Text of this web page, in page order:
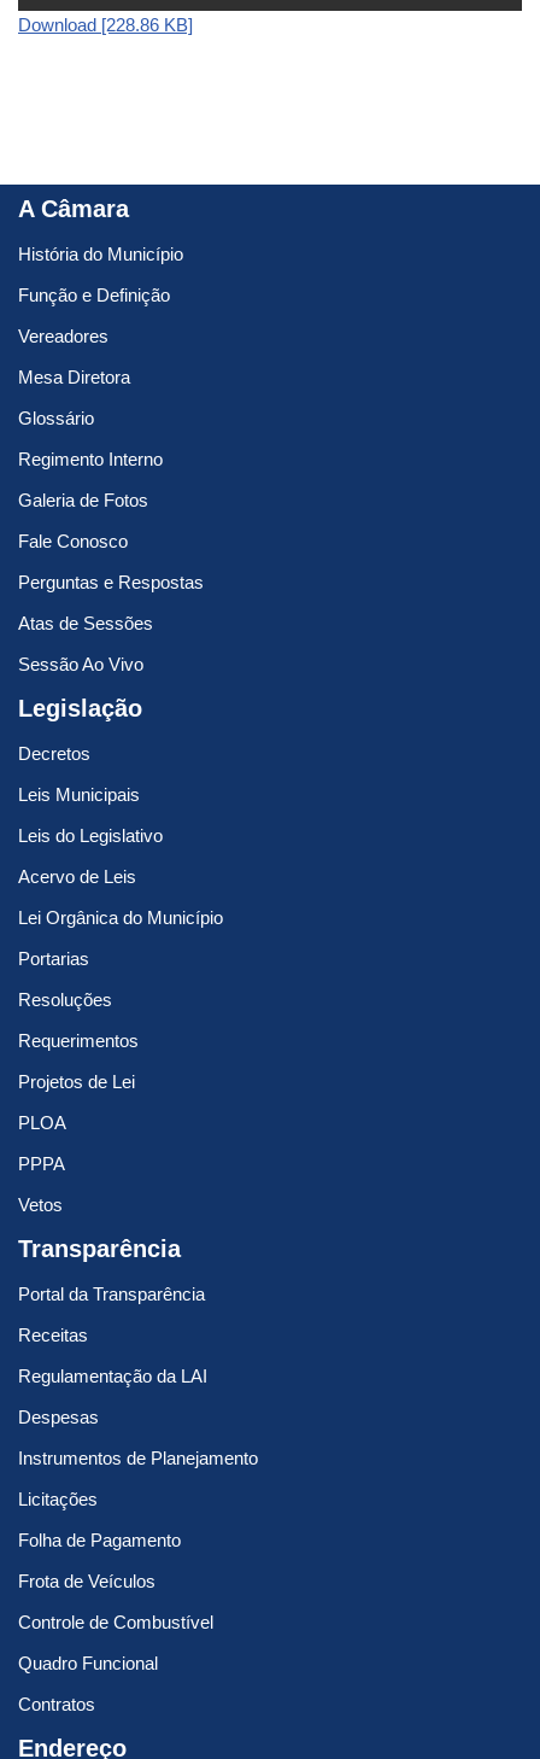
Download [228.86 KB]
A Câmara
História do Município
Função e Definição
Vereadores
Mesa Diretora
Glossário
Regimento Interno
Galeria de Fotos
Fale Conosco
Perguntas e Respostas
Atas de Sessões
Sessão Ao Vivo
Legislação
Decretos
Leis Municipais
Leis do Legislativo
Acervo de Leis
Lei Orgânica do Município
Portarias
Resoluções
Requerimentos
Projetos de Lei
PLOA
PPPA
Vetos
Transparência
Portal da Transparência
Receitas
Regulamentação da LAI
Despesas
Instrumentos de Planejamento
Licitações
Folha de Pagamento
Frota de Veículos
Controle de Combustível
Quadro Funcional
Contratos
Endereço